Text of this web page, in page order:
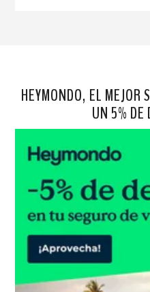
HEYMONDO, EL MEJOR
UN 5% DE